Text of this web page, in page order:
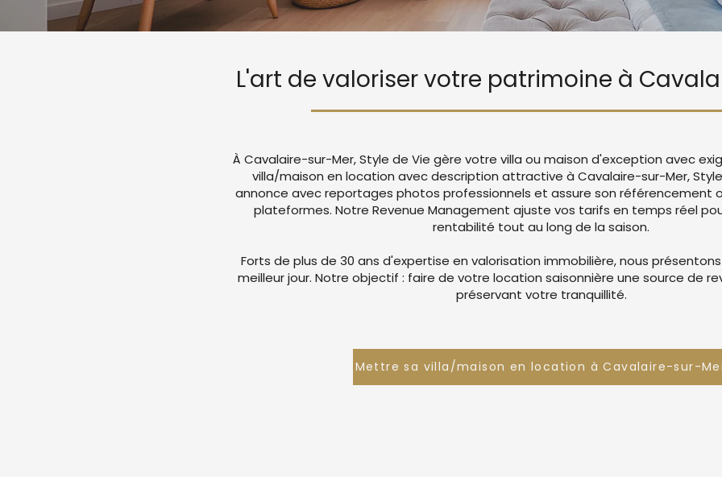
L'art de valoriser votre patrimoine à
À Cavalaire-sur-Mer, Style de Vie gère votre villa ou maison d'exception avec
villa/maison en location avec description attractive à Cavalaire-sur-Mer,
annonce avec reportages photos professionnels et assure son référencement
plateformes. Notre Revenue Management ajuste vos tarifs en temps réel
rentabilité tout au long de la saison.
Forts de plus de 30 ans d'expertise en valorisation immobilière, nous
meilleur jour. Notre objectif : faire de votre location saisonnière une source de
préservant votre tranquillité.
Mettre sa villa/maison en location à Cavalaire-sur-